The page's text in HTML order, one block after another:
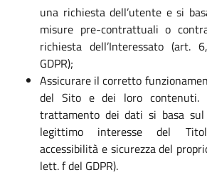
una richiesta dell’utente e si
misure pre-contrattuali o
richiesta dell’Interessato
GDPR);
Assicurare il corretto
del Sito e dei loro contenuti.
trattamento dei dati si basa sul
legittimo interesse del
accessibilità e sicurezza del
lett. f del GDPR).